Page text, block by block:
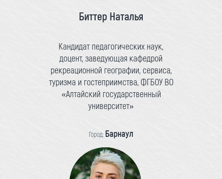
Биттер Наталья
Кандидат педагогических наук,
доцент, заведующая кафедрой
рекреационной географии, сервиса,
туризма и гостеприимства, ФГБОУ ВО
«Алтайский государственный
университет»
Город: Барнаул